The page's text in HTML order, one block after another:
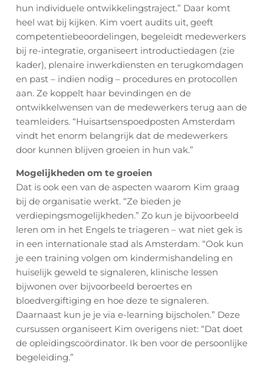
HOME
VACATURES
OPLEIDING TOT TRIAGIST
OVER ONS
VERHALEN
VEELGESTELDE VRAGEN
hun individuele ontwikkelingstraject.” Daar komt
heel wat bij kijken. Kim voert audits uit, geeft
competentiebeoordelingen, begeleidt medewerkers
bij re-integratie, organiseert introductiedagen (zie
kader), plenaire inwerkdiensten en terugkomdagen
en past – indien nodig – procedures en protocollen
aan. Ze koppelt haar bevindingen en de
ontwikkelwensen van de medewerkers terug aan de
teamleiders. “Huisartsenspoedposten Amsterdam
vindt het enorm belangrijk dat de medewerkers
door kunnen blijven groeien in hun vak.”
Mogelijkheden om te groeien
Dat is ook een van de aspecten waarom Kim graag
bij de organisatie werkt. “Ze bieden je
verdiepingsmogelijkheden.” Zo kun je bijvoorbeeld
leren om in het Engels te triageren – wat niet gek is
in een internationale stad als Amsterdam. “Ook kun
je een training volgen om kindermishandeling en
huiselijk geweld te signaleren, klinische lessen
bijwonen over bijvoorbeeld beroertes en
bloedvergiftiging en hoe deze te signaleren.
Daarnaast kun je je via e-learning bijscholen.” Deze
cursussen organiseert Kim overigens niet: “Dat doet
de opleidingscoördinator. Ik ben voor de persoonlijke
begeleiding.”